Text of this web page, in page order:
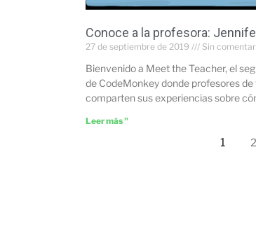
Conoce a la profesora:
27 de septiembre de 2019 Sin
Bienvenido a Meet the Teacher, el
de CodeMonkey donde profesores
comparten sus experiencias sobre
Leer más "
1 2